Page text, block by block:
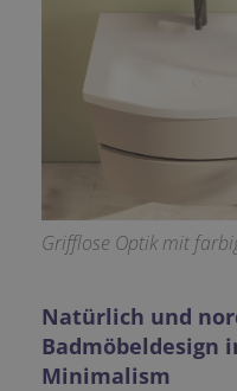
Grifflose Optik mit
Natürlich und
Badmöbeldesign
Minimalism